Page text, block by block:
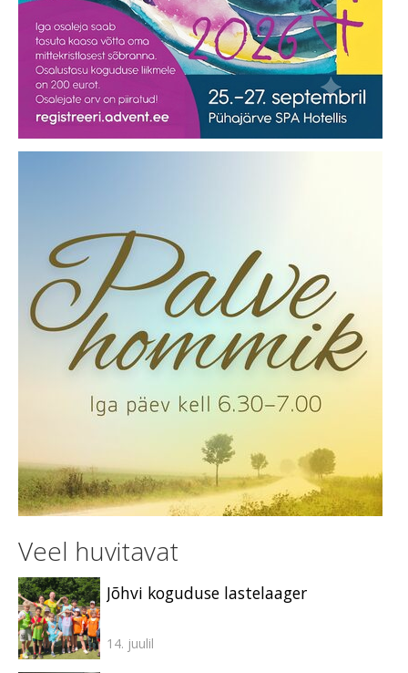
Veel huvitavat
Jõhvi koguduse lastelaager
14. juulil